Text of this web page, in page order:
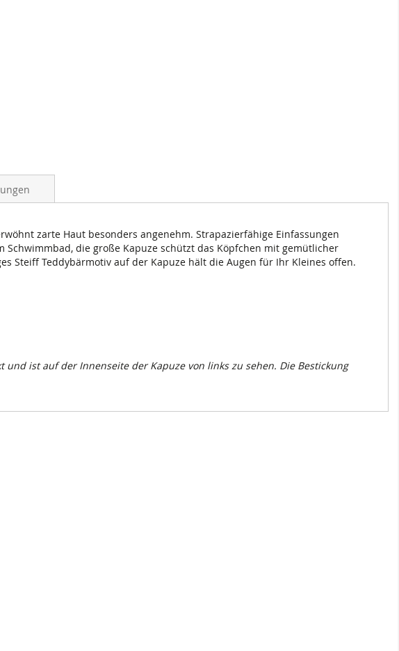
zarte Haut besonders angenehm. Strapazierfähige Einfassungen
die große Kapuze schützt das Köpfchen mit gemütlicher
Steiff Teddybärmotiv auf der Kapuze hält die Augen für Ihr Kleines offen.
ist auf der Innenseite der Kapuze von links zu sehen. Die Bestickung